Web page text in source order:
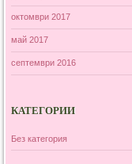
октомври 2017
май 2017
септември 2016
КАТЕГОРИИ
Без категория